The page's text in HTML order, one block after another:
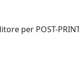
per POST-